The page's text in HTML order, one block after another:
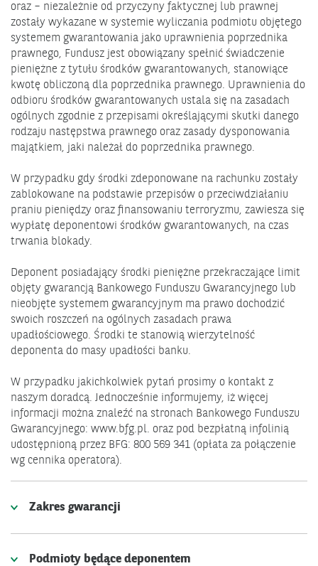
oraz – niezależnie od przyczyny faktycznej lub prawnej
zostały wykazane w systemie wyliczania podmiotu objętego
systemem gwarantowania jako uprawnienia poprzednika
prawnego, Fundusz jest obowiązany spełnić świadczenie
pieniężne z tytułu środków gwarantowanych, stanowiące
kwotę obliczoną dla poprzednika prawnego. Uprawnienia do
odbioru środków gwarantowanych ustala się na zasadach
ogólnych zgodnie z przepisami określającymi skutki danego
rodzaju następstwa prawnego oraz zasady dysponowania
majątkiem, jaki należał do poprzednika prawnego.
W przypadku gdy środki zdeponowane na rachunku zostały
zablokowane na podstawie przepisów o przeciwdziałaniu
praniu pieniędzy oraz finansowaniu terroryzmu, zawiesza się
wypłatę deponentowi środków gwarantowanych, na czas
trwania blokady.
Deponent posiadający środki pieniężne przekraczające limit
objęty gwarancją Bankowego Funduszu Gwarancyjnego lub
nieobjęte systemem gwarancyjnym ma prawo dochodzić
swoich roszczeń na ogólnych zasadach prawa
upadłościowego. Środki te stanowią wierzytelność
deponenta do masy upadłości banku.
W przypadku jakichkolwiek pytań prosimy o kontakt z
naszym doradcą. Jednocześnie informujemy, iż więcej
informacji można znaleźć na stronach Bankowego Funduszu
Gwarancyjnego: www.bfg.pl. oraz pod bezpłatną infolinią
udostępnioną przez BFG: 800 569 341 (opłata za połączenie
wg cennika operatora).
Zakres gwarancji
Podmioty będące deponentem